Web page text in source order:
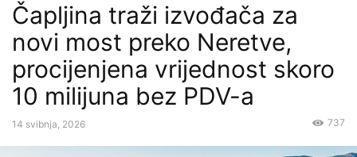
Čapljina traži izvođača za
novi most preko Neretve,
procijenjena vrijednost skoro
10 milijuna bez PDV-a
14 svibnja, 2026 737